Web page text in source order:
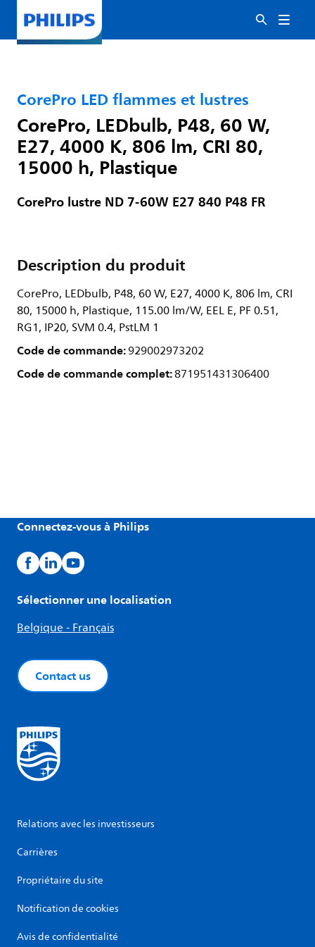
CorePro LED flammes et lustres
CorePro, LEDbulb, P48, 60 W,
E27, 4000 K, 806 lm, CRI 80,
15000 h, Plastique
CorePro lustre ND 7-60W E27 840 P48 FR
Description du produit
CorePro, LEDbulb, P48, 60 W, E27, 4000 K, 806 lm, CRI
80, 15000 h, Plastique, 115.00 lm/W, EEL E, PF 0.51,
RG1, IP20, SVM 0.4, PstLM 1
Code de commande:929002973202
Code de commande complet:871951431306400
Connectez-vous à Philips
Sélectionner une localisation
Belgique - Français
Contact us
Relations avec les investisseurs
Carrières
Propriétaire du site
Notification de cookies
Avis de confidentialité